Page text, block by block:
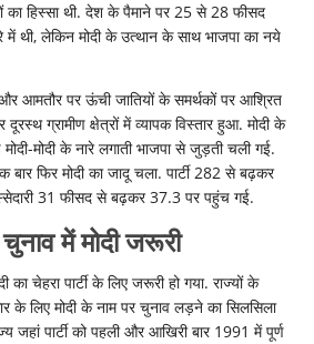
का हिस्सा थी. देश के पैमाने पर 25 से 28 फीसद
थी, लेकिन मोदी के उत्थान के साथ भाजपा का नये
आमतौर पर ऊंची जातियों के समर्थकों पर आश्रित
दूरस्थ ग्रामीण क्षेत्रों में व्यापक विस्तार हुआ. मोदी के
मोदी के नारे लगाती भाजपा से जुड़ती चली गई.
फिर मोदी का जादू चला. पार्टी 282 से बढ़कर
31 फीसद से बढ़कर 37.3 पर पहुंच गई.
में मोदी जरूरी
चेहरा पार्टी के लिए जरूरी हो गया. राज्यों के
के लिए मोदी के नाम पर चुनाव लड़ने का सिलसिला
पार्टी को पहली और आखिरी बार 1991 में पूर्ण